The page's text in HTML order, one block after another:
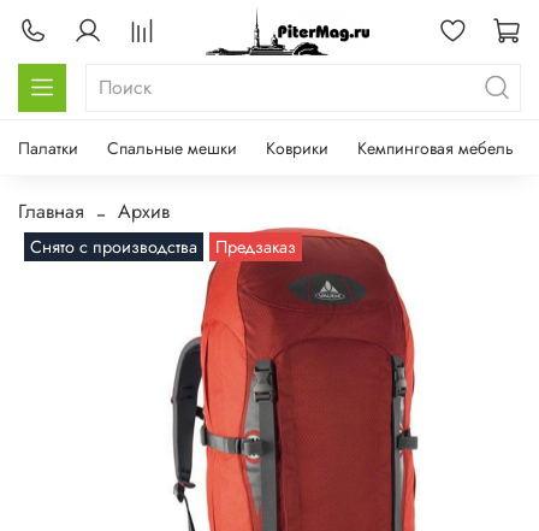
Палатки Спальные мешки Коврики Кемпинговая мебель
Главная Архив
Снято с производства Предзаказ